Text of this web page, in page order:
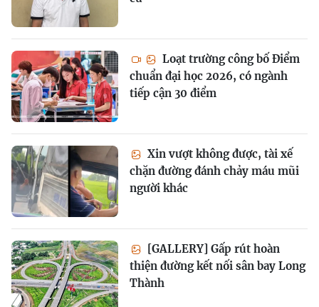
Loạt trường công bố Điểm
chuẩn đại học 2026, có ngành
tiếp cận 30 điểm
Xin vượt không được, tài xế
chặn đường đánh chảy máu mũi
người khác
[GALLERY] Gấp rút hoàn
thiện đường kết nối sân bay Long
Thành